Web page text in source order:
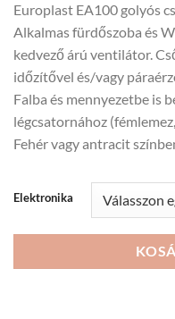
Europlast EA100 golyós
Alkalmas fürdőszoba és
kedvező árú ventilátor.
időzítővel és/vagy
Falba és mennyezetbe is
légcsatornához
Fehér vagy antracit
Elektronika